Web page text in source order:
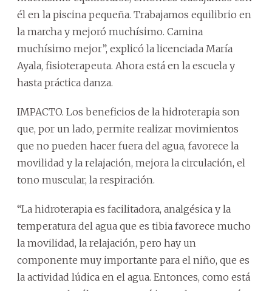
él en la piscina pequeña. Trabajamos equilibrio en
la marcha y mejoró muchísimo. Camina
muchísimo mejor”, explicó la licenciada María
Ayala, fisioterapeuta. Ahora está en la escuela y
hasta práctica danza.
IMPACTO. Los beneficios de la hidroterapia son
que, por un lado, permite realizar movimientos
que no pueden hacer fuera del agua, favorece la
movilidad y la relajación, mejora la circulación, el
tono muscular, la respiración.
“La hidroterapia es facilitadora, analgésica y la
temperatura del agua que es tibia favorece mucho
la movilidad, la relajación, pero hay un
componente muy importante para el niño, que es
la actividad lúdica en el agua. Entonces, como está